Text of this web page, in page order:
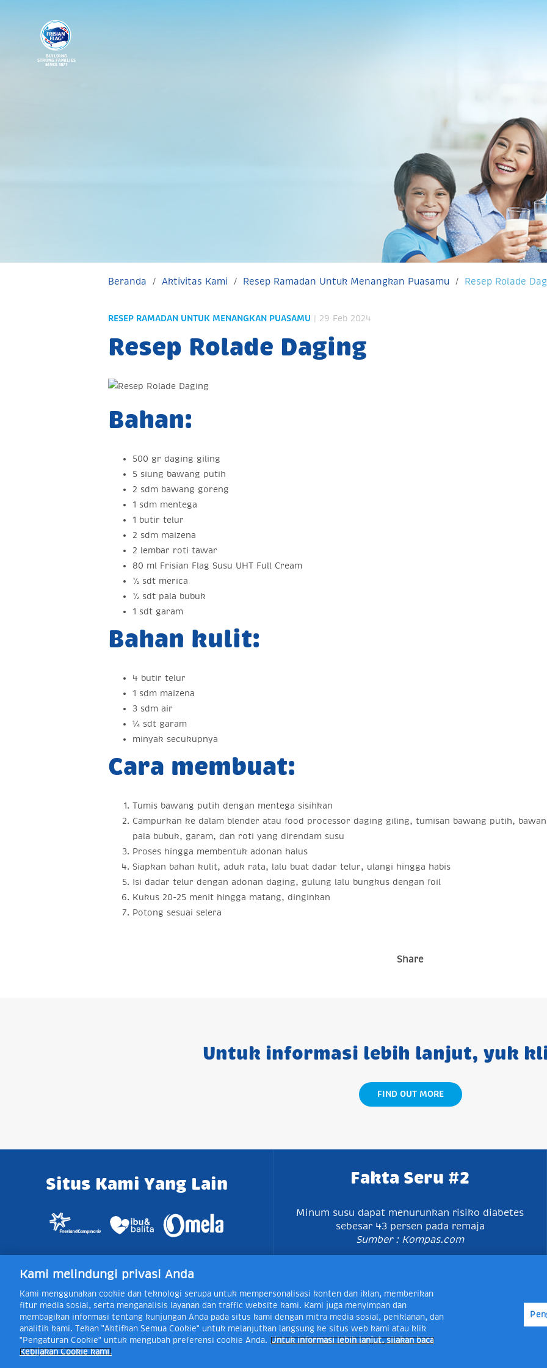
BUILDING
STRONG FAMILIES
SINCE 1871
Beranda Aktivitas Kami Resep Ramadan Untuk Menangkan Puasamu Resep Rolade
RESEP RAMADAN UNTUK MENANGKAN PUASAMU | 29 Feb 2024
Resep Rolade Daging
Bahan:
500 gr daging giling
5 siung bawang putih
2 sdm bawang goreng
1 sdm mentega
1 butir telur
2 sdm maizena
2 lembar roti tawar
80 ml Frisian Flag Susu UHT Full Cream
½ sdt merica
½ sdt pala bubuk
1 sdt garam
Bahan kulit:
4 butir telur
1 sdm maizena
3 sdm air
¼ sdt garam
minyak secukupnya
Cara membuat:
Tumis bawang putih dengan mentega sisihkan
Campurkan ke dalam blender atau food processor daging giling, tumisan bawang putih,
pala bubuk, garam, dan roti yang direndam susu
Proses hingga membentuk adonan halus
Siapkan bahan kulit, aduk rata, lalu buat dadar telur, ulangi hingga habis
Isi dadar telur dengan adonan daging, gulung lalu bungkus dengan foil
Kukus 20-25 menit hingga matang, dinginkan
Potong sesuai selera
Share
Untuk informasi lebih lanjut, yuk
FIND OUT MORE
Situs Kami Yang Lain Fakta Seru #2
Minum susu dapat menurunkan risiko diabetes
sebesar 43 persen pada remaja
Sumber : Kompas.com
Jl. Raya Bogor KM 5, Pasar Rebo, Jakarta Timur, Indonesia 13760MapTelp +62 21 8410945 |
Toll Free Layanan Peduli Frisian Flag 0-80018-21-406; Senin - Jumat, 08:00
layanan.peduli@frieslandcampina.com
Kami melindungi privasi Anda
Kami menggunakan cookie dan teknologi serupa untuk mempersonalisasi konten dan iklan, memberikan
fitur media sosial, serta menganalisis layanan dan traffic website kami. Kami juga menyimpan dan
membagikan informasi tentang kunjungan Anda pada situs kami dengan mitra media sosial, periklanan, dan
analitik kami. Tekan "Aktifkan Semua Cookie" untuk melanjutkan langsung ke situs web kami atau klik
"Pengaturan Cookie" untuk mengubah preferensi cookie Anda.
Untuk informasi lebih lanjut, silakan baca
Kebijakan Cookie kami.